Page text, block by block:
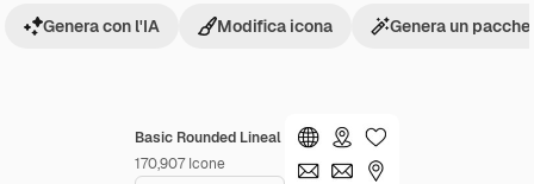
Basic Rounded Lineal
170,907 Icone
Genera con l'IA Modifica icona Genera un